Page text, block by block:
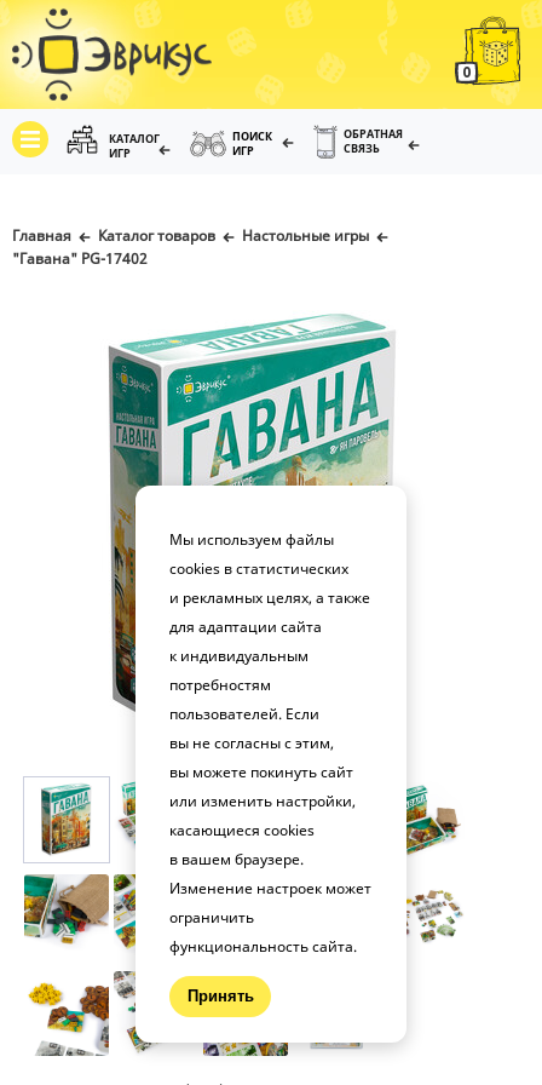
0
КАТАЛОГ
ИГР
ПОИСК
ИГР
ОБРАТНАЯ
СВЯЗЬ
Главная Каталог товаров
Настольные игры
"Гавана" PG-17402
Мы используем файлы
cookies в статистических
и рекламных целях, а также
для адаптации сайта
к индивидуальным
потребностям
пользователей. Если
вы не согласны с этим,
вы можете покинуть сайт
или изменить настройки,
касающиеся cookies
в вашем браузере.
Изменение настроек может
ограничить
функциональность сайта.
Принять